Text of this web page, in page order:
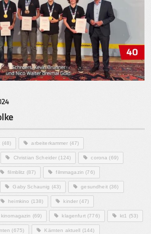
(48) arbeiterkammer (47)
Christian Scheider (124) corona (69)
filmblitz (87) filmmagazin (76)
Gaby Schaunig (43) gesundheit(36)
heimkino (138) kinder (47)
kinomagazin (69) klagenfurt(776) kt1 (53)
(675) Kärnten aktuell (144)